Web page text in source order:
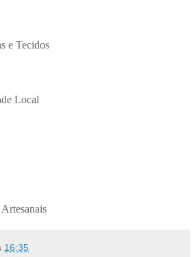
e Tecidos
Local
16:35